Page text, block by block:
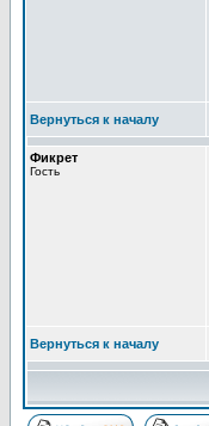
Вернуться к началу
Фикрет
Гость
Вернуться к началу